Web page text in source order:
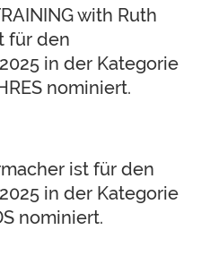
with Ruth
für den
in der Kategorie
nominiert.
ist für den
in der Kategorie
nominiert.